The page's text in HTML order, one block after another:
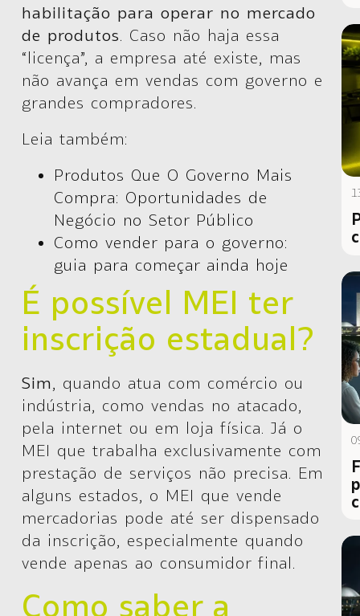
habilitação para operar no mercado
de produtos. Caso não haja essa
“licença”, a empresa até existe, mas
não avança em vendas com governo e
grandes compradores.
Leia também:
Produtos Que O Governo Mais
Compra: Oportunidades de
Negócio no Setor Público
Como vender para o governo:
guia para começar ainda hoje
É possível MEI ter
inscrição estadual?
Sim, quando atua com comércio ou
indústria, como vendas no atacado,
pela internet ou em loja física. Já o
MEI que trabalha exclusivamente com
prestação de serviços não precisa. Em
alguns estados, o MEI que vende
mercadorias pode até ser dispensado
da inscrição, especialmente quando
vende apenas ao consumidor final.
Como saber a